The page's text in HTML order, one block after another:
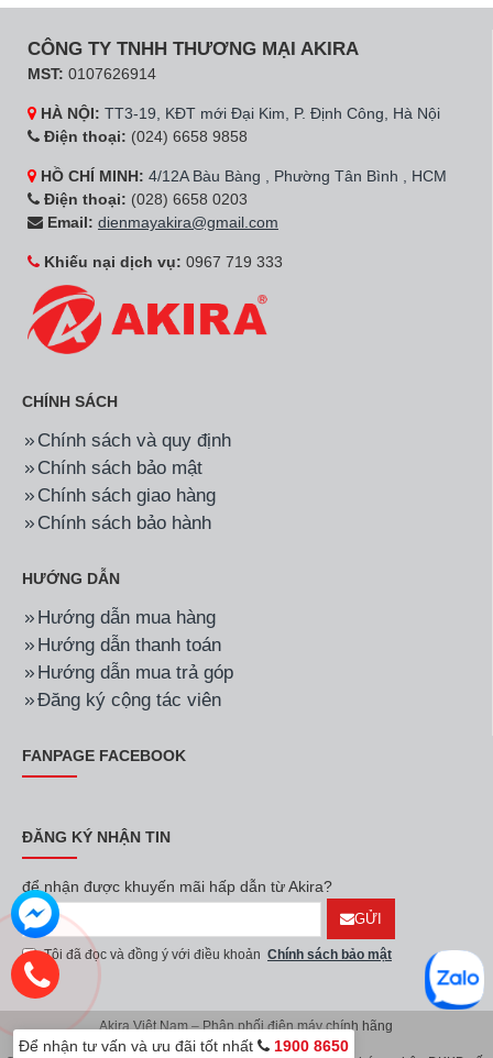
CÔNG TY TNHH THƯƠNG MẠI AKIRA
MST: 0107626914
HÀ NỘI: TT3-19, KĐT mới Đại Kim, P. Định Công, Hà Nội
Điện thoại: (024) 6658 9858
HỒ CHÍ MINH: 4/12A Bàu Bàng , Phường Tân Bình , HCM
Điện thoại: (028) 6658 0203
Email: dienmayakira@gmail.com
Khiếu nại dịch vụ: 0967 719 333
CHÍNH SÁCH
Chính sách và quy định
Chính sách bảo mật
Chính sách giao hàng
Chính sách bảo hành
HƯỚNG DẪN
Hướng dẫn mua hàng
Hướng dẫn thanh toán
Hướng dẫn mua trả góp
Đăng ký cộng tác viên
FANPAGE FACEBOOK
ĐĂNG KÝ NHẬN TIN
để nhận được khuyến mãi hấp dẫn từ Akira?
GỬI
Tôi đã đọc và đồng ý với điều khoản Chính sách bảo mật
Akira Việt Nam – Phân phối điện máy chính hãng
Để nhận tư vấn và ưu đãi tốt nhất 1900 8650